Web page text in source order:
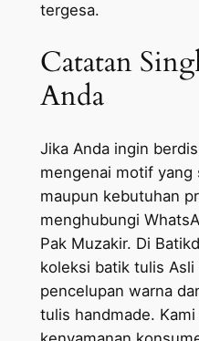
tergesa.
Catatan
Anda
Jika Anda ingin
mengenai motif
maupun kebutuhan
menghubungi
Pak Muzakir. Di
koleksi batik tulis
pencelupan warna
tulis handmade.